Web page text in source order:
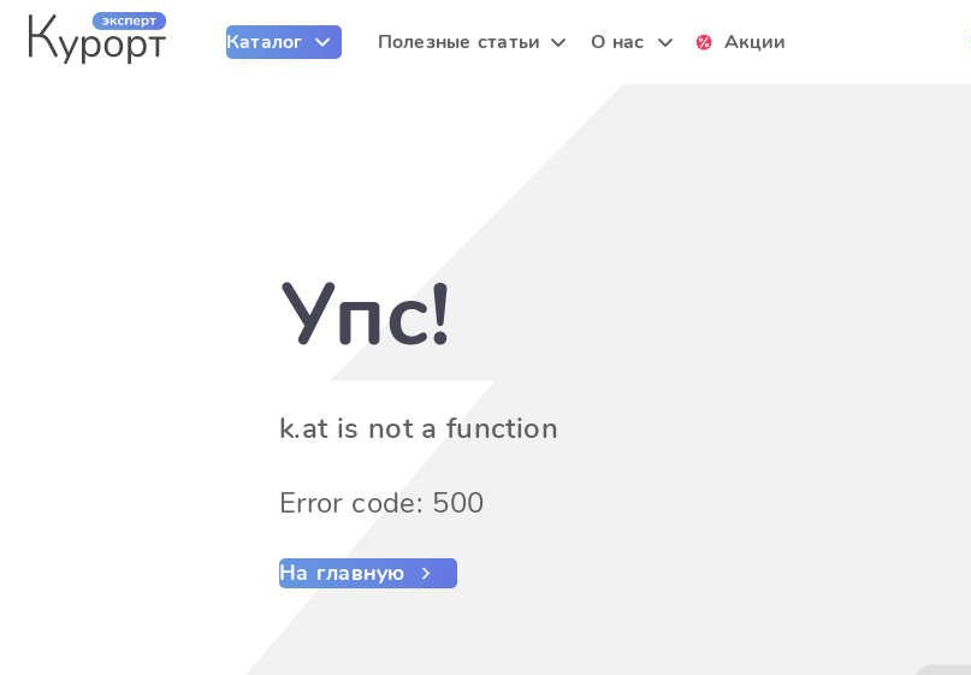
Каталог Полезные статьи О нас Акции
Упс!
k.at is not a function
Error code: 500
На главную